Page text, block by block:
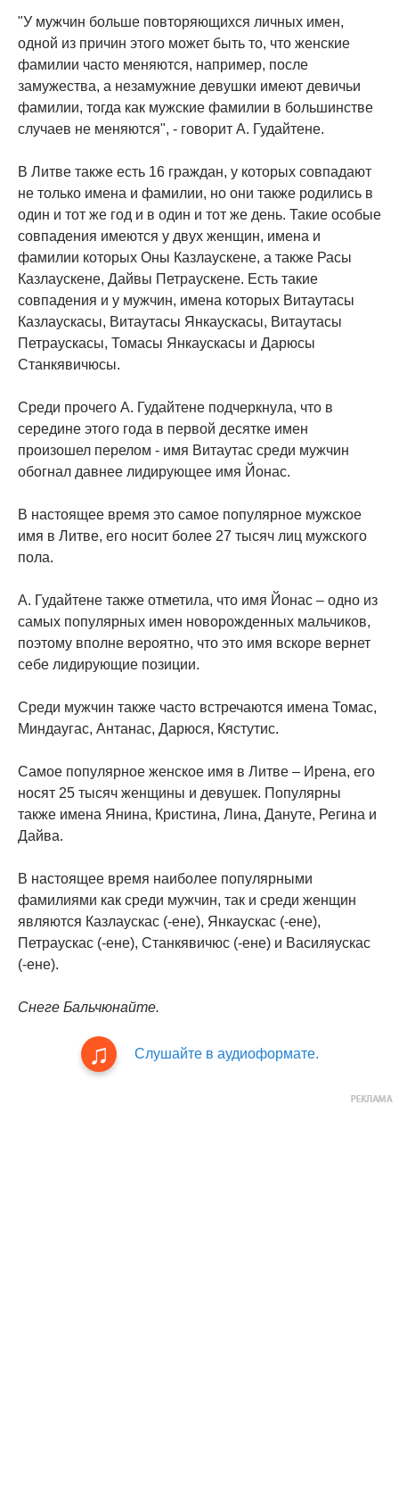
"У мужчин больше повторяющихся личных имен,
одной из причин этого может быть то, что женские
фамилии часто меняются, например, после
замужества, а незамужние девушки имеют девичьи
фамилии, тогда как мужские фамилии в большинстве
случаев не меняются", - говорит А. Гудайтене.
В Литве также есть 16 граждан, у которых совпадают
не только имена и фамилии, но они также родились в
один и тот же год и в один и тот же день. Такие особые
совпадения имеются у двух женщин, имена и
фамилии которых Оны Казлаускене, а также Расы
Казлаускене, Дайвы Петраускене. Есть такие
совпадения и у мужчин, имена которых Витаутасы
Казлаускасы, Витаутасы Янкаускасы, Витаутасы
Петраускасы, Томасы Янкаускасы и Дарюсы
Станкявичюсы.
Среди прочего А. Гудайтене подчеркнула, что в
середине этого года в первой десятке имен
произошел перелом - имя Витаутас среди мужчин
обогнал давнее лидирующее имя Йонас.
В настоящее время это самое популярное мужское
имя в Литве, его носит более 27 тысяч лиц мужского
пола.
А. Гудайтене также отметила, что имя Йонас – одно из
самых популярных имен новорожденных мальчиков,
поэтому вполне вероятно, что это имя вскоре вернет
себе лидирующие позиции.
Среди мужчин также часто встречаются имена Томас,
Миндаугас, Антанас, Дарюся, Кястутис.
Самое популярное женское имя в Литве – Ирена, его
носят 25 тысяч женщины и девушек. Популярны
также имена Янина, Кристина, Лина, Дануте, Регина и
Дайва.
В настоящее время наиболее популярными
фамилиями как среди мужчин, так и среди женщин
являются Казлаускас (-ене), Янкаускас (-ене),
Петраускас (-ене), Станкявичюс (-ене) и Василяускас
(-ене).
Снеге Бальчюнайте.
Слушайте в аудиоформате.